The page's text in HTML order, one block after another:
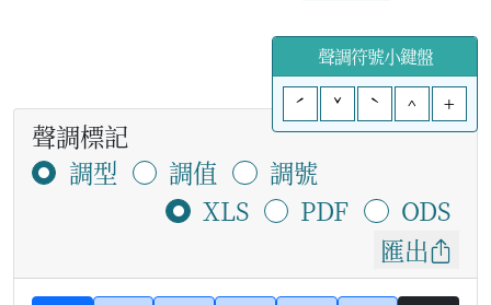
聲調符號小鍵盤
ˊ
ˇ ˋ ^ +
聲調標記
調型
調值
調號
XLS
PDF
ODS
匯出